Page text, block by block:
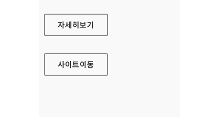
신한카드 개인
자세히보기
사이트이동